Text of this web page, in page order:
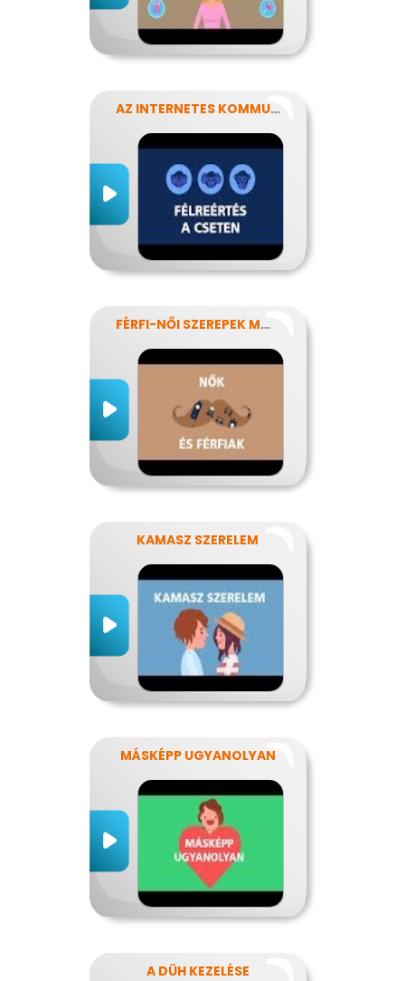
AZ INTERNETES KOMMUNIKÁCIÓ NÉHÁNY SAJÁTOSSÁGA
FÉRFI-NŐI SZEREPEK MODERN SZEMMEL
KAMASZ SZERELEM
MÁSKÉPP UGYANOLYAN
A DÜH KEZELÉSE